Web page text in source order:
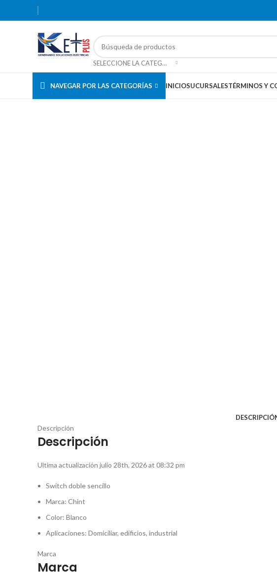
SELECCIONE LA CATEGORÍA
NAVEGAR POR LAS CATEGORÍAS INICIOSUCURSALESTÉRMINOS Y
Descripción
Descripción
Ultima actualización julio 28th, 2026 at 08:32 pm
Switch doble sencillo
Marca: Chint
Color: Blanco
Aplicaciones: Domiciliar, edificios, industrial
Marca
Marca